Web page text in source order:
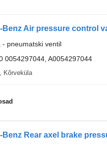
- pneumatski ventil
0054297044, A0054297044
Kõrveküla